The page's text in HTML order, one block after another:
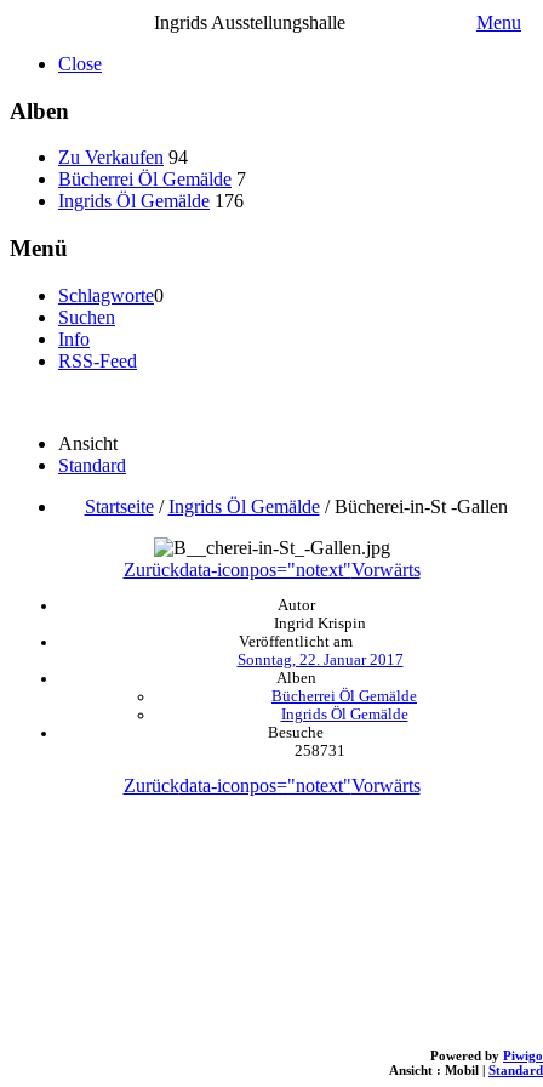
Ingrids Ausstellungshalle
Menu
Close
Alben
Zu Verkaufen 94
Bücherrei Öl Gemälde 7
Ingrids Öl Gemälde 176
Menü
Schlagworte0
Suchen
Info
RSS-Feed
Ansicht
Standard
Startseite/Ingrids Öl Gemälde/Bücherei-in-St -Gallen
Zurückdata-iconpos="notext"Vorwärts
Autor
Ingrid Krispin
Veröffentlicht am
Sonntag, 22. Januar 2017
Alben
Bücherrei Öl Gemälde
Ingrids Öl Gemälde
Besuche
258731
Zurückdata-iconpos="notext"Vorwärts
Powered by Piwigo
Ansicht : Mobil | Standard